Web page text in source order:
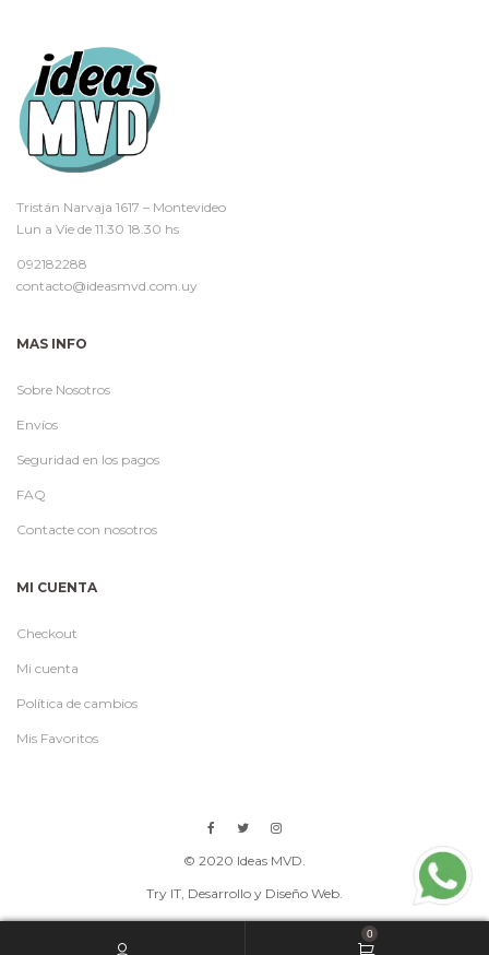
Tristán Narvaja 1617 – Montevideo
Lun a Vie de 11.30 18.30 hs
092182288
contacto@ideasmvd.com.uy
MAS INFO
Sobre Nosotros
Envíos
Seguridad en los pagos
FAQ
Contacte con nosotros
MI CUENTA
Checkout
Mi cuenta
Política de cambios
Mis Favoritos
© 2020 Ideas MVD.
Try IT, Desarrollo y Diseño Web.
0